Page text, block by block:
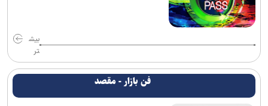
بیش
تر
فن بازار - مقصد